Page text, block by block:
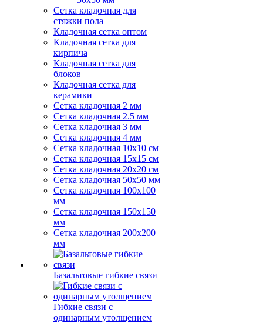
Сетка кладочная для
стяжки пола
Кладочная сетка оптом
Кладочная сетка для
кирпича
Кладочная сетка для
блоков
Кладочная сетка для
керамики
Сетка кладочная 2 мм
Сетка кладочная 2.5 мм
Сетка кладочная 3 мм
Сетка кладочная 4 мм
Сетка кладочная 10x10 см
Сетка кладочная 15x15 см
Сетка кладочная 20x20 см
Сетка кладочная 50x50 мм
Сетка кладочная 100x100
мм
Сетка кладочная 150x150
мм
Сетка кладочная 200x200
мм
Базальтовые гибкие связи
Гибкие связи с
одинарным утолщением